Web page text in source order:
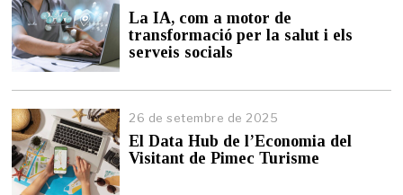
d
e
f
r
r
d
e
La IA, com a motor de
transformació per la salut i els
serveis socials
26 de setembre de 2025
El Data Hub de l’Economia del
Visitant de Pimec Turisme